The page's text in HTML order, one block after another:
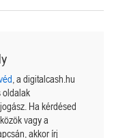
, a digitalcash.hu
oldalak
Ha kérdésed
vagy a
akkor írj